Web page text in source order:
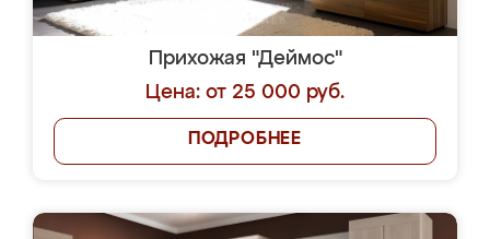
Прихожая "Деймос"
Цена: от 25 000 руб.
ПОДРОБНЕЕ